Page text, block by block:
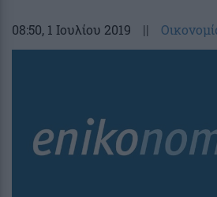
08:50, 1 Ιουλίου 2019 ||